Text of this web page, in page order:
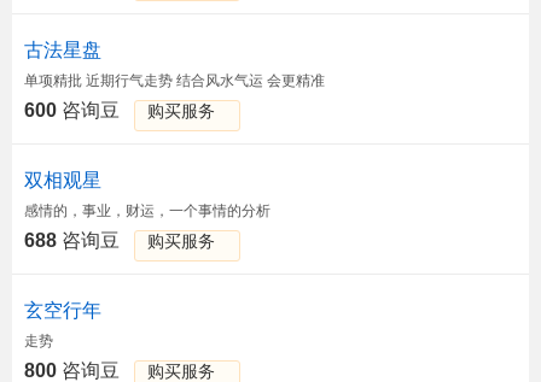
古法星盘
单项精批 近期行气走势 结合风水气运 会更精准
600 咨询豆 购买服务
双相观星
感情的，事业，财运，一个事情的分析
688 咨询豆 购买服务
玄空行年
走势
800 咨询豆 购买服务